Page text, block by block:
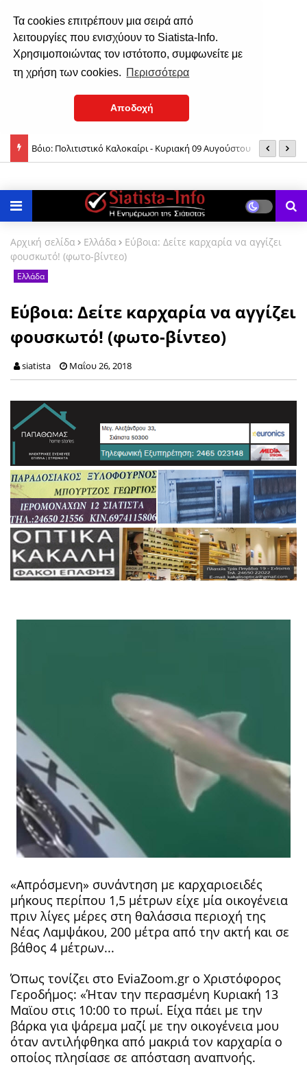
Τα cookies επιτρέπουν μια σειρά από
λειτουργίες που ενισχύουν το Siatista-Info.
Χρησιμοποιώντας τον ιστότοπο, συμφωνείτε με
τη χρήση των cookies. Περισσότερα
Αποδοχή
Βόιο: Πολιτιστικό Καλοκαίρι - Κυριακή 09 Αυγούστου
Αρχική σελίδα Ελλάδα
Εύβοια: Δείτε καρχαρία να αγγίζει
φουσκωτό! (φωτο-βίντεο)
Ελλάδα
Εύβοια: Δείτε καρχαρία να αγγίζει
φουσκωτό! (φωτο-βίντεο)
siatista Μαΐου 26, 2018
«Απρόσμενη» συνάντηση με καρχαριοειδές
μήκους περίπου 1,5 μέτρων είχε μία οικογένεια
πριν λίγες μέρες στη θαλάσσια περιοχή της
Νέας Λαμψάκου, 200 μέτρα από την ακτή και σε
βάθος 4 μέτρων...
Όπως τονίζει στο EviaZoom.gr ο Χριστόφορος
Γεροδήμος: «Ήταν την περασμένη Κυριακή 13
Μαϊου στις 10:00 το πρωί. Είχα πάει με την
βάρκα για ψάρεμα μαζί με την οικογένεια μου
όταν αντιλήφθηκα από μακριά τον καρχαρία ο
οποίος πλησίασε σε απόσταση αναπνοής.